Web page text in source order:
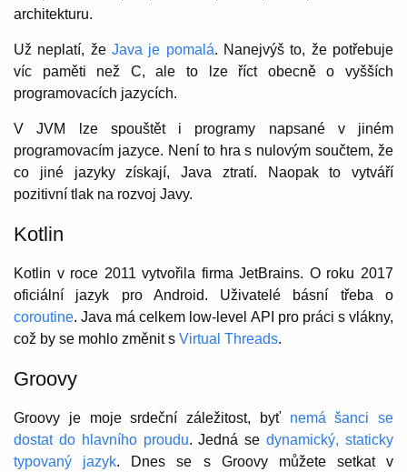
architekturu.
Už neplatí, že Java je pomalá. Nanejvýš to, že potřebuje
víc paměti než C, ale to lze říct obecně o vyšších
programovacích jazycích.
V JVM lze spouštět i programy napsané v jiném
programovacím jazyce. Není to hra s nulovým součtem, že
co jiné jazyky získají, Java ztratí. Naopak to vytváří
pozitivní tlak na rozvoj Javy.
Kotlin
Kotlin v roce 2011 vytvořila firma JetBrains. O roku 2017
oficiální jazyk pro Android. Uživatelé básní třeba o
coroutine. Java má celkem low-level API pro práci s vlákny,
což by se mohlo změnit s Virtual Threads.
Groovy
Groovy je moje srdeční záležitost, byť nemá šanci se
dostat do hlavního proudu. Jedná sedynamický, staticky
typovaný jazyk. Dnes se s Groovy můžete setkat v